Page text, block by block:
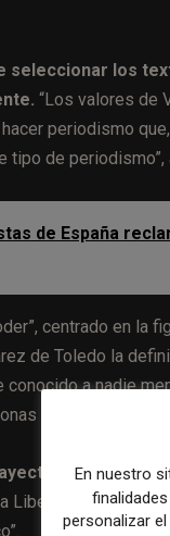
seleccionar los
“Los valores de
periodismo
tipo de
de España
centrado en
de Toledo la
a nadie
y la política”,
de Prego
Libertad señaló
En nuestro
personalizar